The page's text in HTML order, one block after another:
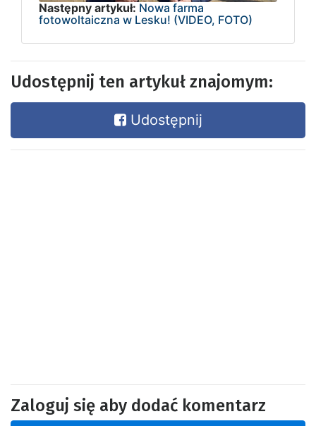
Następny artykuł: Nowa farma
fotowoltaiczna w Lesku! (VIDEO, FOTO)
Udostępnij ten artykuł znajomym:
Udostępnij
Zaloguj się aby dodać komentarz